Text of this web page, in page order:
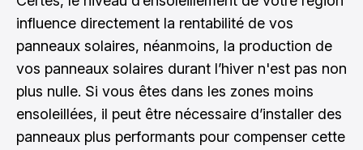
influence directement la rentabilité de vos
panneaux solaires, néanmoins, la production de
vos panneaux solaires durant l’hiver n'est pas non
plus nulle. Si vous êtes dans les zones moins
ensoleillées, il peut être nécessaire d’installer des
panneaux plus performants pour compenser cette